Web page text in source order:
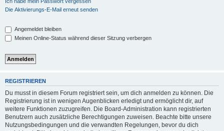
Die Aktivierungs-E-Mail erneut senden
Angemeldet bleiben
Meinen Online-Status während dieser Sitzung verbergen
REGISTRIEREN
Du musst in diesem Forum registriert sein, um dich anmelden zu können. Die
Registrierung ist in wenigen Augenblicken erledigt und ermöglicht dir, auf
weitere Funktionen zuzugreifen. Die Board-Administration kann registrierten
Benutzern auch zusätzliche Berechtigungen zuweisen. Beachte bitte unsere
Nutzungsbedingungen und die verwandten Regelungen, bevor du dich